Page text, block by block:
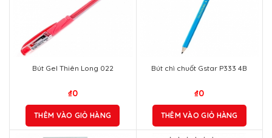
Bút Gel Thiên Long 022
₫0
THÊM VÀO GIỎ HÀNG
Bút chì chuốt Gstar P333 4B
₫0
THÊM VÀO GIỎ HÀNG